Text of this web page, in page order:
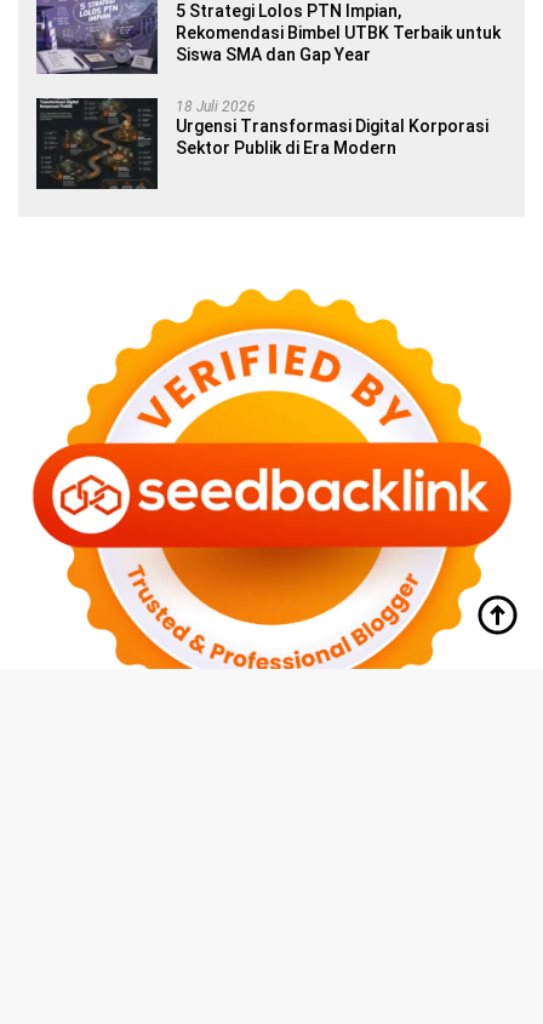
5 Strategi Lolos PTN Impian,
Rekomendasi Bimbel UTBK Terbaik untuk
Siswa SMA dan Gap Year
18 Juli 2026
Urgensi Transformasi Digital Korporasi
Sektor Publik di Era Modern